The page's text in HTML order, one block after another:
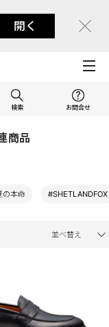
開く
検索 お問合せ
商品
の本命 #SHETLANDFOX
並べ替え